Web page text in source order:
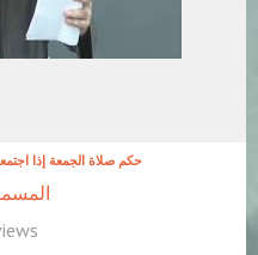
حكم صلاة الجمعة إذا